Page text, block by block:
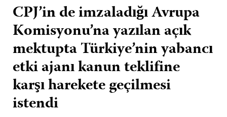
CPJ’in de imzaladığı Avrupa
Komisyonu’na yazılan açık
mektupta Türkiye’nin yabancı
etki ajanı kanun teklifine
karşı harekete geçilmesi
istendi